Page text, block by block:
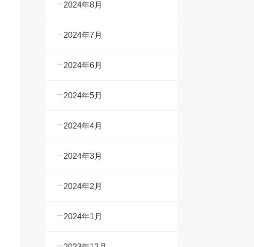
2024年8月
2024年7月
2024年6月
2024年5月
2024年4月
2024年3月
2024年2月
2024年1月